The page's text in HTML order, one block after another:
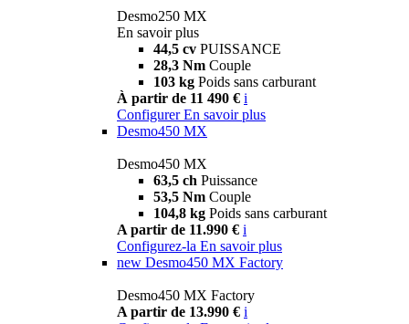
Desmo250 MX
En savoir plus
44,5 cv PUISSANCE
28,3 Nm Couple
103 kg Poids sans carburant
À partir de 11 490 € i
Configurer En savoir plus
Desmo450 MX
Desmo450 MX
63,5 ch Puissance
53,5 Nm Couple
104,8 kg Poids sans carburant
A partir de 11.990 € i
Configurez-la En savoir plus
new Desmo450 MX Factory
Desmo450 MX Factory
A partir de 13.990 € i